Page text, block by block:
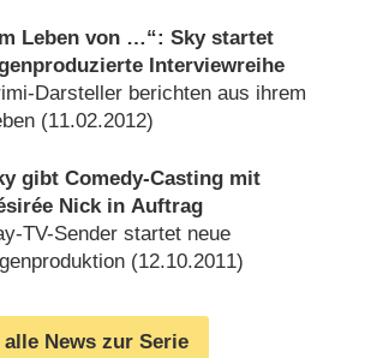
Leben von …“: Sky startet
Interviewreihe
Darsteller berichten aus ihrem
(11.02.2012)
gibt Comedy-Casting mit
Nick in Auftrag
TV-Sender startet neue
(12.10.2011)
alle News zur Serie